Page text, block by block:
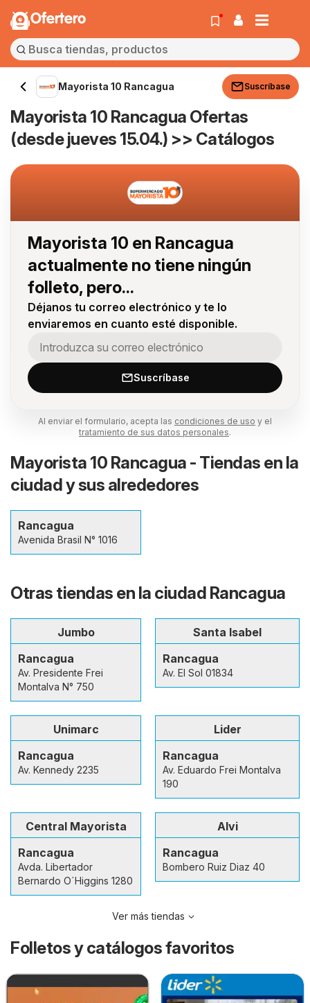
Ofertero
Mayorista 10 Rancagua Suscríbase
Mayorista 10 Rancagua Ofertas
(desde jueves 15.04.) >> Catálogos
Mayorista 10 en Rancagua
actualmente no tiene ningún
folleto, pero...
Déjanos tu correo electrónico y te lo
enviaremos en cuanto esté disponible.
Suscríbase
Al enviar el formulario, acepta las condiciones de uso y el
tratamiento de sus datos personales.
Mayorista 10 Rancagua - Tiendas en la
ciudad y sus alrededores
Rancagua
Avenida Brasil N° 1016
Otras tiendas en la ciudad Rancagua
Jumbo
Rancagua
Av. Presidente Frei
Montalva N° 750
Santa Isabel
Rancagua
Av. El Sol 01834
Unimarc
Rancagua
Av. Kennedy 2235
Lider
Rancagua
Av. Eduardo Frei Montalva
190
Central Mayorista
Rancagua
Avda. Libertador
Bernardo O´Higgins 1280
Alvi
Rancagua
Bombero Ruiz Diaz 40
Ver más tiendas
Folletos y catálogos favoritos